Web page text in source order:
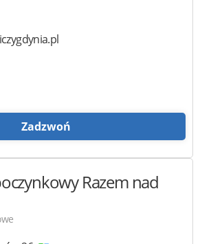
Zadzwoń
Razem nad